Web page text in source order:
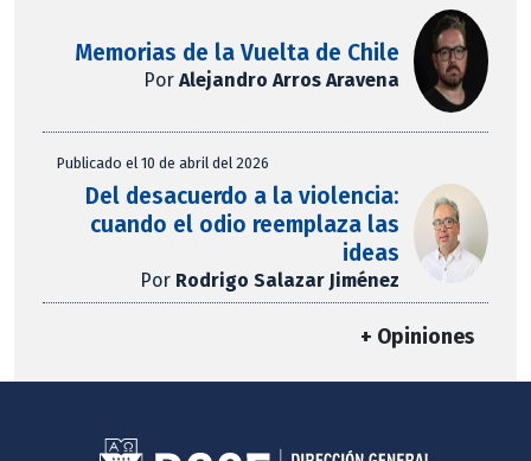
Memorias de la Vuelta de Chile
PorAlejandro Arros Aravena
Publicado el 10 de abril del 2026
Del desacuerdo a la violencia:
cuando el odio reemplaza las
ideas
Por Rodrigo Salazar Jiménez
+ Opiniones